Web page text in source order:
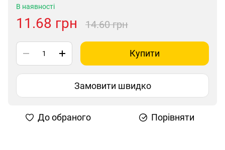
В наявності
11.68 грн 14.60 грн
Купити
Замовити швидко
До обраного Порівняти